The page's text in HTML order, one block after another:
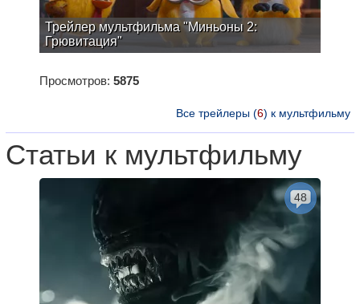
Трейлер мультфильма "Миньоны 2:
Грювитация"
Просмотров: 5875
Все трейлеры (6) к мультфильму
Статьи к мультфильму
48